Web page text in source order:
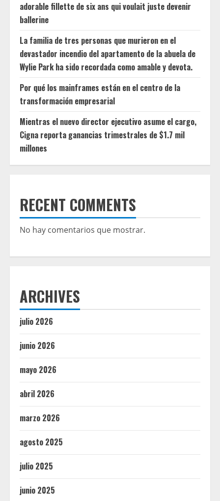
adorable fillette de six ans qui voulait juste devenir
ballerine
La familia de tres personas que murieron en el
devastador incendio del apartamento de la abuela de
Wylie Park ha sido recordada como amable y devota.
Por qué los mainframes están en el centro de la
transformación empresarial
Mientras el nuevo director ejecutivo asume el cargo,
Cigna reporta ganancias trimestrales de $1.7 mil
millones
RECENT COMMENTS
No hay comentarios que mostrar.
ARCHIVES
julio 2026
junio 2026
mayo 2026
abril 2026
marzo 2026
agosto 2025
julio 2025
junio 2025